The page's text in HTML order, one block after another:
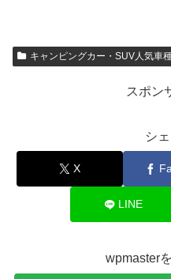
キャンピングカー・SUV人気車
スポン
シ
X
LINE
wpmaster